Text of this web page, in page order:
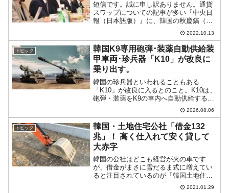
短信です。誠に申し訳ありません。通貨
スワップについての記事が多い『中央日
報（日本語版）』に、韓国の秋慶鎬（チ
ュ・ギョンホ）副首相兼企画財政部長官
の発言が出ましたので、ご紹介しておき
ます。秋長官はアメリカ合衆国ワシント
ンに出張中で、記者懇談会...
2022.10.13
トピック
韓国K9専用砲弾･装薬自動供給装
甲車両･珍兵器「K10」が改良に
乗り出す。
韓国の珍兵器といわれることもある
「K10」が改良に入るとのこと。K10は、
砲弾・装薬をK9の車内へ自動供給する機
能を持つ装甲車両です。韓国メディア
『Chosun Biz』が報じていますので、同
記事から以下に一部を引きます。2005年
に初めて...
2026.08.06
トピック
韓国・土地住宅公社「借金132
兆」！ 高く仕入れて安く貸して
大赤字
韓国の公社はどこも経営が火の車です
が、借金がまさに雪だるま式に増えてい
ると注目されているのが『韓国土地住宅
公社』です。読者の皆さまもご存じのと
2021.01.29